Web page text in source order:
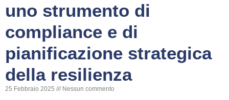
uno strumento di
compliance e di
pianificazione strategica
della resilienza
25 Febbraio 2025 Nessun commento